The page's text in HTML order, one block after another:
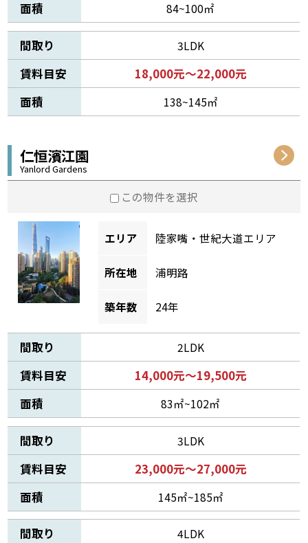
面積
84~100㎡
間取り 3LDK
賃料目安
18,000元～22,000元
面積
138~145㎡
仁恒濱江園
Yanlord Gardens
この物件を選択
エリア 陸家嘴・世紀大道エリア
所在地 浦明路
築年数 24年
間取り 2LDK
賃料目安
14,000元～19,500元
面積
83㎡~102㎡
間取り 3LDK
賃料目安
23,000元～27,000元
面積
145㎡~185㎡
間取り 4LDK